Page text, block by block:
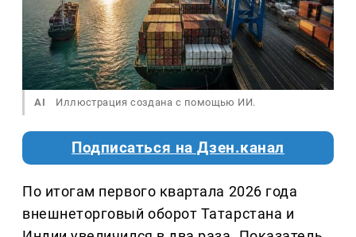
AI Иллюстрация создана с помощью ИИ.
Подписаться на Дзен.канал
По итогам первого квартала 2026 года
внешнеторговый оборот Татарстана и